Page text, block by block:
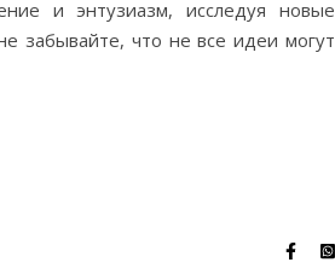
и энтузиазм, исследуя новые
забывайте, что не все идеи могут